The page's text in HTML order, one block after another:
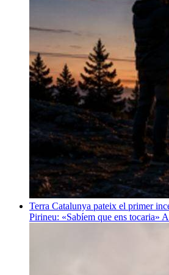
Terra Catalunya pateix el primer
Pirineu: «Sabíem que ens tocaria»